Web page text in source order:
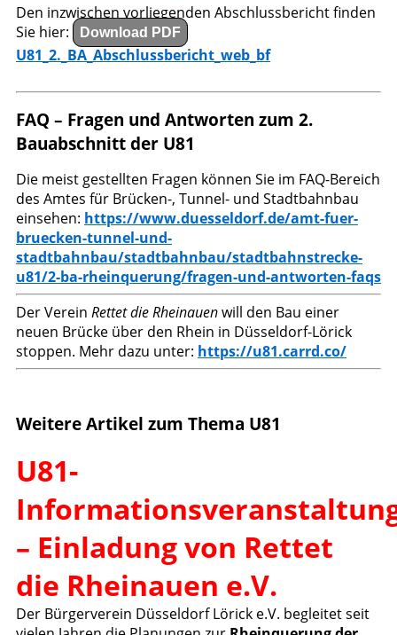
Den inzwischen vorliegenden Abschlussbericht finden
Sie hier:
Download PDF
U81_2._BA_Abschlussbericht_web_bf
FAQ – Fragen und Antworten zum 2.
Bauabschnitt der U81
Die meist gestellten Fragen können Sie im FAQ-Bereich
des Amtes für Brücken-, Tunnel- und Stadtbahnbau
einsehen: https://www.duesseldorf.de/amt-fuer-
bruecken-tunnel-und-
stadtbahnbau/stadtbahnbau/stadtbahnstrecke-
u81/2-ba-rheinquerung/fragen-und-antworten-faqs
Der Verein Rettet die Rheinauenwill den Bau einer
neuen Brücke über den Rhein in Düsseldorf-Lörick
stoppen. Mehr dazu unter: https://u81.carrd.co/
Weitere Artikel zum Thema U81
U81-
– Einladung von Rettet
die Rheinauen e.V.
Der Bürgerverein Düsseldorf Lörick e.V. begleitet seit